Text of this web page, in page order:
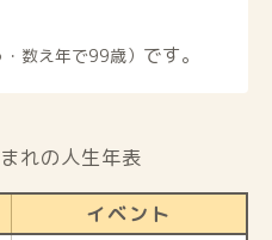
・数え年で99歳） です。
れの人生年表
イベント